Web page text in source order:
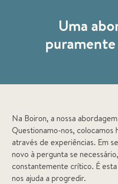
Uma
Na Boiron, a nossa
Questionamo-nos, colocamos
através de experiências. Em
novo à pergunta se
constantemente crítico. É
nos ajuda a progredir.